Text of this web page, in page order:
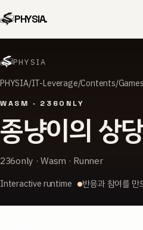
PHYSIA.
PHYSIA
PHYSIA IT-Leverage Contents Games
WASM · 236ONLY
종냥이의 상
236only · Wasm · Runner
Interactive runtime 반응과 참여를 만